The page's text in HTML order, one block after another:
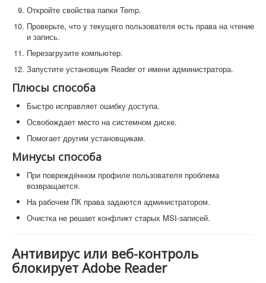
Откройте свойства папки Temp.
Проверьте, что у текущего пользователя есть права на чтение
и запись.
Перезагрузите компьютер.
Запустите установщик Reader от имени администратора.
Плюсы способа
Быстро исправляет ошибку доступа.
Освобождает место на системном диске.
Помогает другим установщикам.
Минусы способа
При повреждённом профиле пользователя проблема
возвращается.
На рабочем ПК права задаются администратором.
Очистка не решает конфликт старых MSI-записей.
Антивирус или веб-контроль
блокирует Adobe Reader